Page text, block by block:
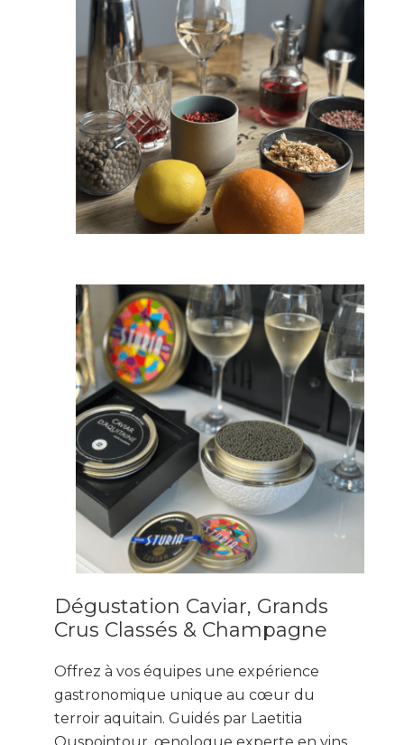
Dégustation Caviar, Grands
Crus Classés & Champagne
Offrez à vos équipes une expérience
gastronomique unique au cœur du
terroir aquitain. Guidés par Laetitia